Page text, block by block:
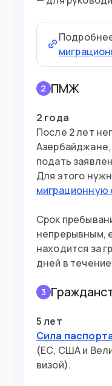
2 ПМЖ
2 года
После 2 лет
подать
Для этого
миграционную
Срок
непрерывным,
находится за
дней в
3
5 лет
Сила
(ЕС, США и
визой).